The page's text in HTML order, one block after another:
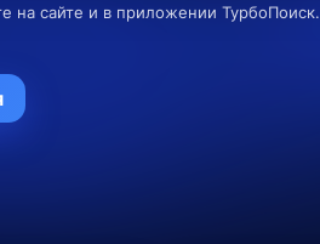
на сайте и в приложении ТурбоПоиск.